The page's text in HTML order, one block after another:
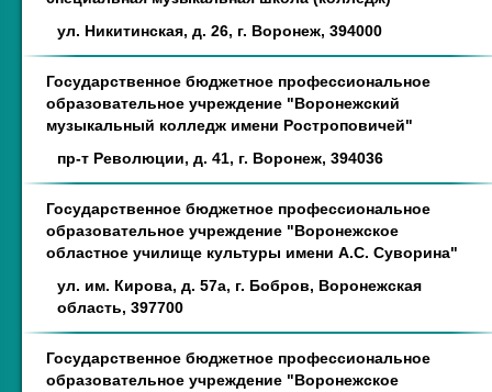
ул. Никитинская, д. 26, г. Воронеж, 394000
Государственное бюджетное профессиональное
образовательное учреждение "Воронежский
музыкальный колледж имени Ростроповичей"
пр-т Революции, д. 41, г. Воронеж, 394036
Государственное бюджетное профессиональное
образовательное учреждение "Воронежское
областное училище культуры имени А.С. Суворина"
ул. им. Кирова, д. 57а, г. Бобров, Воронежская
область, 397700
Государственное бюджетное профессиональное
образовательное учреждение "Воронежское